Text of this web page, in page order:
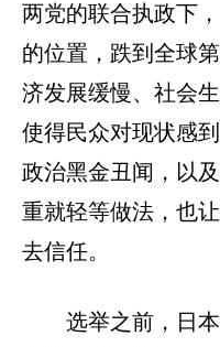
两党的联合执政下
的位置，跌到全球
济发展缓慢、社会
使得民众对现状感
政治黑金丑闻，以
重就轻等做法，也
去信任。
选举之前，日